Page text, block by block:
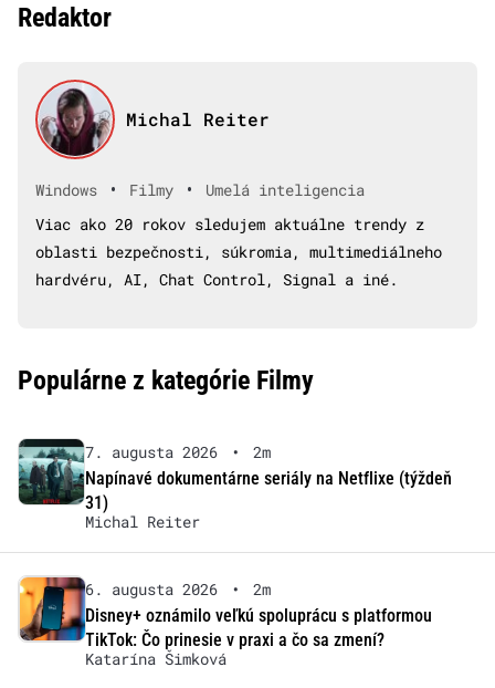
Redaktor
Michal Reiter
Windows • Filmy •
Umelá inteligencia
Viac ako 20 rokov sledujem aktuálne trendy z
oblasti bezpečnosti, súkromia, multimediálneho
hardvéru, AI, Chat Control, Signal a iné.
Populárne z kategórie Filmy
7. augusta 2026 •
2m
Napínavé dokumentárne seriály na Netflixe (týždeň
31)
Michal Reiter
6. augusta 2026 •
2m
Disney+ oznámilo veľkú spoluprácu s platformou
TikTok: Čo prinesie v praxi a čo sa zmení?
Katarína Šimková